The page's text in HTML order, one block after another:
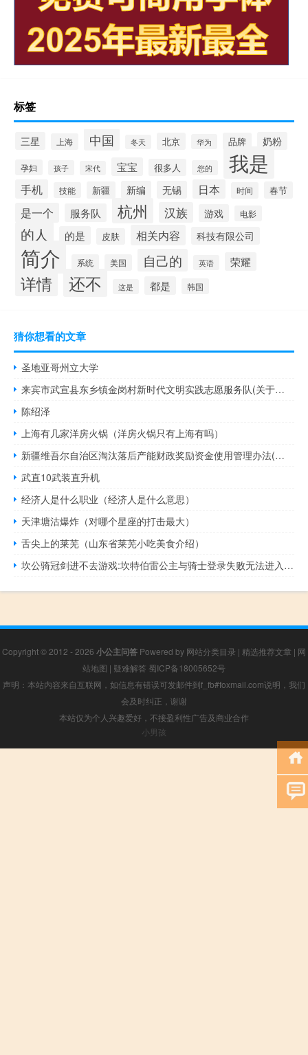
标签
三星 上海 中国 冬天 北京 华为 品牌 奶粉
孕妇 孩子 宋代 宝宝 很多人 您的 我是
手机 技能 新疆 新编 无锡 日本 时间 春节
是一个 服务队 杭州 汉族 游戏 电影
的人 的是 皮肤 相关内容 科技有限公司
简介 系统 美国 自己的 英语 荣耀
详情 还不 这是 都是 韩国
猜你想看的文章
圣地亚哥州立大学
来宾市武宣县东乡镇金岗村新时代文明实践志愿服务队(关于来宾市武宣县东乡镇金岗村新时代文明实践志愿服务队的简介)
陈绍泽
上海有几家洋房火锅（洋房火锅只有上海有吗）
新疆维吾尔自治区淘汰落后产能财政奖励资金使用管理办法(关于新疆维吾尔自治区淘汰落后产能财政奖励资金使用管理办法的简介)
武直10武装直升机
经济人是什么职业（经济人是什么意思）
天津塘沽爆炸（对哪个星座的打击最大）
舌尖上的莱芜（山东省莱芜小吃美食介绍）
坎公骑冠剑进不去游戏:坎特伯雷公主与骑士登录失败无法进入怎么办
Copyright © 2012 - 2026 小公主问答 Powered by 网站分类目录 | 精选推荐文章 | 网
站地图 | 疑难解答 蜀ICP备18005652号
声明：本站内容来自互联网，如信息有错误可发邮件到f_fb#foxmail.com说明，我们
会及时纠正，谢谢
本站仅为个人兴趣爱好，不接盈利性广告及商业合作
小男孩